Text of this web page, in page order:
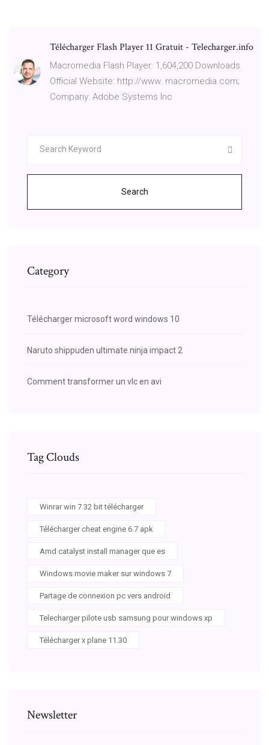
Télécharger Flash Player 11 Gratuit - Telecharger.info
Macromedia Flash Player. 1,604,200 Downloads.
Official Website: http://www. macromedia.com;
Company: Adobe Systems Inc
Search
Category
Télécharger microsoft word windows 10
Naruto shippuden ultimate ninja impact 2
Comment transformer un vlc en avi
Tag Clouds
Winrar win 7 32 bit télécharger
Télécharger cheat engine 6.7 apk
Amd catalyst install manager que es
Windows movie maker sur windows 7
Partage de connexion pc vers android
Telecharger pilote usb samsung pour windows xp
Télécharger x plane 11.30
Newsletter